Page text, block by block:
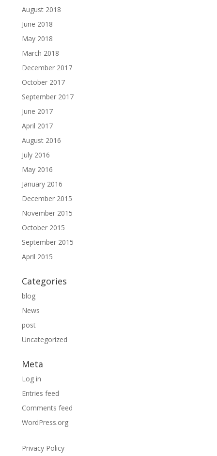
August 2018
June 2018
May 2018
March 2018
December 2017
October 2017
September 2017
June 2017
April 2017
August 2016
July 2016
May 2016
January 2016
December 2015
November 2015
October 2015
September 2015
April 2015
Categories
blog
News
post
Uncategorized
Meta
Log in
Entries feed
Comments feed
WordPress.org
Privacy Policy